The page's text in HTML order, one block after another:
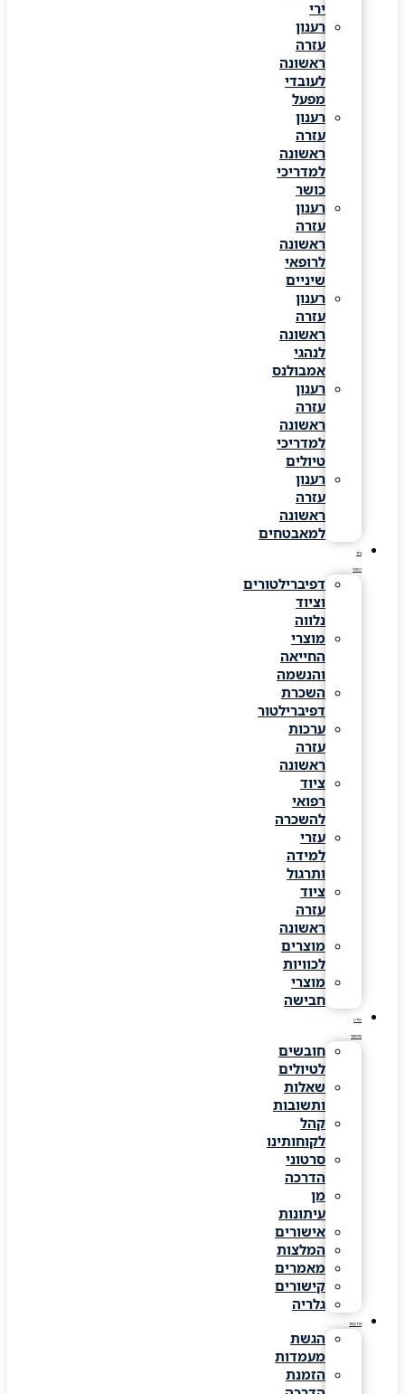
רענון
עזרה
ראשונה
לעובדי
מפעל
רענון
עזרה
ראשונה
למדריכי
כושר
רענון
עזרה
ראשונה
לרופאי
שיניים
רענון
עזרה
ראשונה
לנהגי
אמבולנס
רענון
עזרה
ראשונה
למדריכי
טיולים
רענון
עזרה
ראשונה
למאבטחים
דפיברילטורים
נלווה
מוצרי
החייאה
והנשמה
השכרת
דפיברילטור
ערכות
עזרה
ראשונה
ציוד
רפואי
להשכרה
עזרי
למידה
ותרגול
ציוד
עזרה
ראשונה
מוצרים
לכוויות
מוצרי
חבישה
חובשים
לטיולים
שאלות
ותשובות
קהל
לקוחותינו
סרטוני
הדרכה
מן
עיתונות
אישורים
המלצות
מאמרים
קישורים
גלריה
הגשת
מעמדות
הזמנת